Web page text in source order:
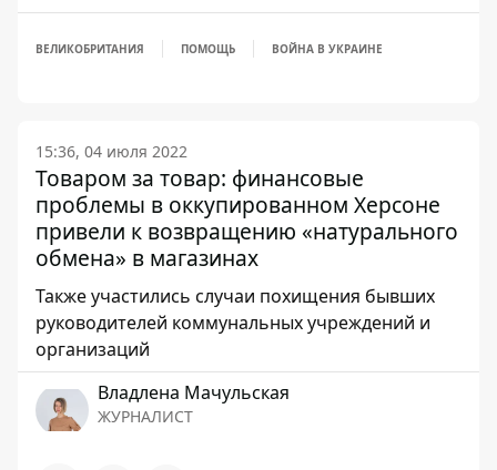
ВЕЛИКОБРИТАНИЯ ПОМОЩЬ ВОЙНА В УКРАИНЕ
15:36, 04 июля 2022
Товаром за товар: финансовые
проблемы в оккупированном Херсоне
привели к возвращению «натурального
обмена» в магазинах
Также участились случаи похищения бывших
руководителей коммунальных учреждений и
организаций
Владлена Мачульская
ЖУРНАЛИСТ